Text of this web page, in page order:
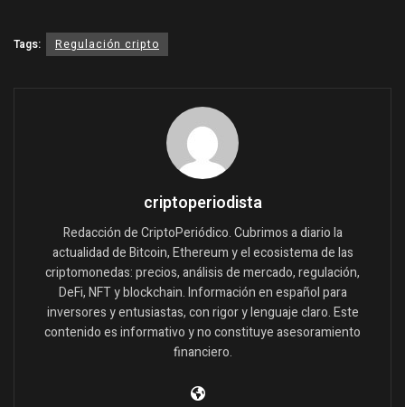
Tags: Regulación cripto
criptoperiodista
Redacción de CriptoPeriódico. Cubrimos a diario la
actualidad de Bitcoin, Ethereum y el ecosistema de las
criptomonedas: precios, análisis de mercado, regulación,
DeFi, NFT y blockchain. Información en español para
inversores y entusiastas, con rigor y lenguaje claro. Este
contenido es informativo y no constituye asesoramiento
financiero.